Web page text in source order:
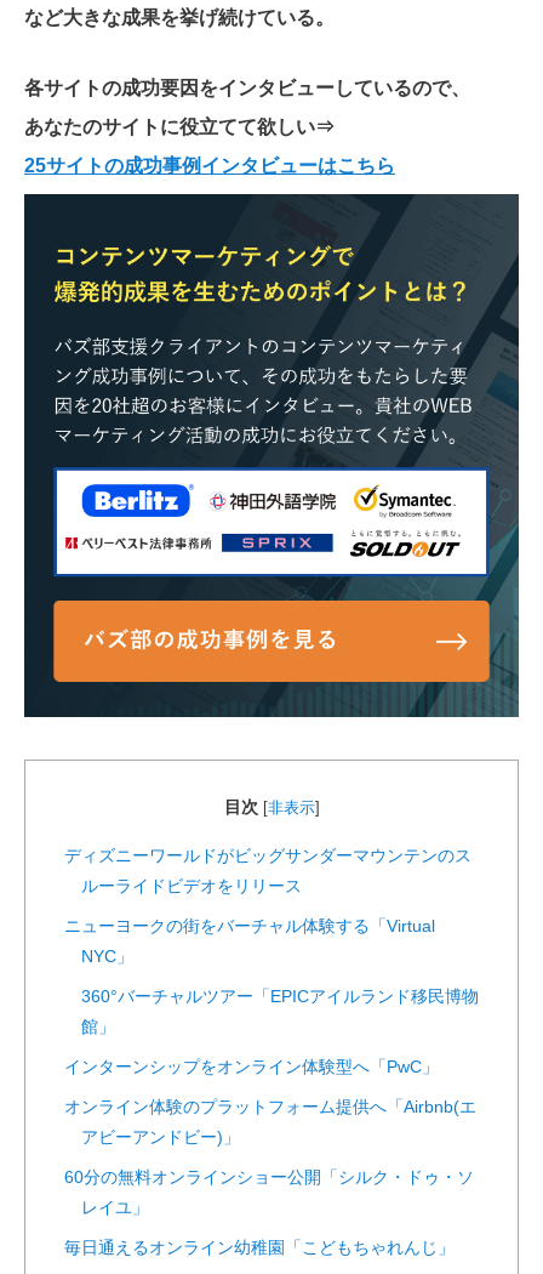
など大きな成果を挙げ続けている。
各サイトの成功要因をインタビューしているので、
あなたのサイトに役立てて欲しい⇒
25サイトの成功事例インタビューはこちら
目次 [非表示]
ディズニーワールドがビッグサンダーマウンテンのス
ルーライドビデオをリリース
ニューヨークの街をバーチャル体験する「Virtual
NYC」
360°バーチャルツアー「EPICアイルランド移民博物
館」
インターンシップをオンライン体験型へ「PwC」
オンライン体験のプラットフォーム提供へ「Airbnb(エ
アビーアンドビー)」
60分の無料オンラインショー公開「シルク・ドゥ・ソ
レイユ」
毎日通えるオンライン幼稚園「こどもちゃれんじ」